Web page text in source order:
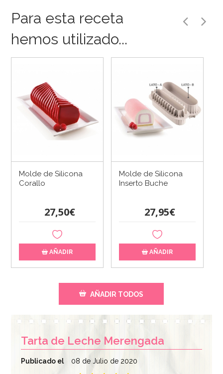
Para esta receta
hemos utilizado...
Molde de Silicona
Corallo
27,50€
AÑADIR
Molde de Silicona
Inserto Buche
27,95€
AÑADIR
AÑADIR TODOS
Tarta de Leche Merengada
Publicado el 08 de Julio de 2020